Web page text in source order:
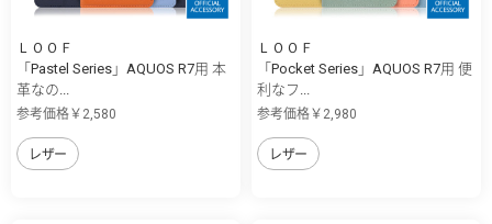
ＬＯＯＦ
「Pastel Series」AQUOS R7用 本
革なの...
参考価格￥2,580
レザー
ＬＯＯＦ
「Pocket Series」AQUOS R7用 便
利なフ...
参考価格￥2,980
レザー